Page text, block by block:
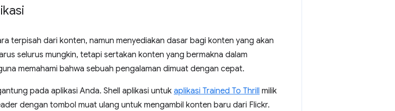
terpisah dari konten, namun menyediakan dasar bagi konten yang akan
selurus mungkin, tetapi sertakan konten yang bermakna dalam
memahami bahwa sebuah pengalaman dimuat dengan cepat.
pada aplikasi Anda. Shell aplikasi untuk aplikasi Trained To Thrill milik
dengan tombol muat ulang untuk mengambil konten baru dari Flickr.